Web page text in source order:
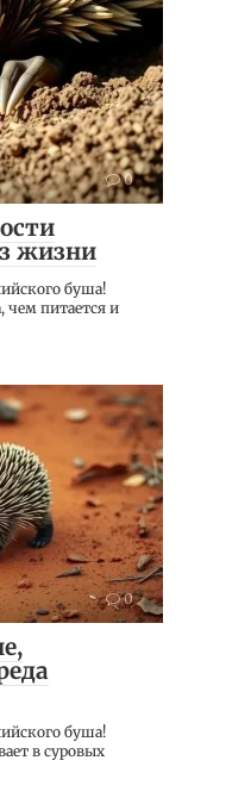
0
жизни
буша!
чем питается и
0
буша!
в суровых